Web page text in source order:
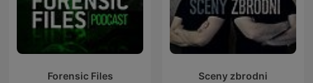
Forensic Files Sceny zbrodni